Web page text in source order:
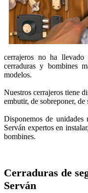
cerrajeros no ha llevado
cerraduras y bombines
modelos.
Nuestros cerrajeros tiene
embutir, de sobreponer,
Disponemos de
Serván expertos en
bombines.
Cerraduras de
Serván